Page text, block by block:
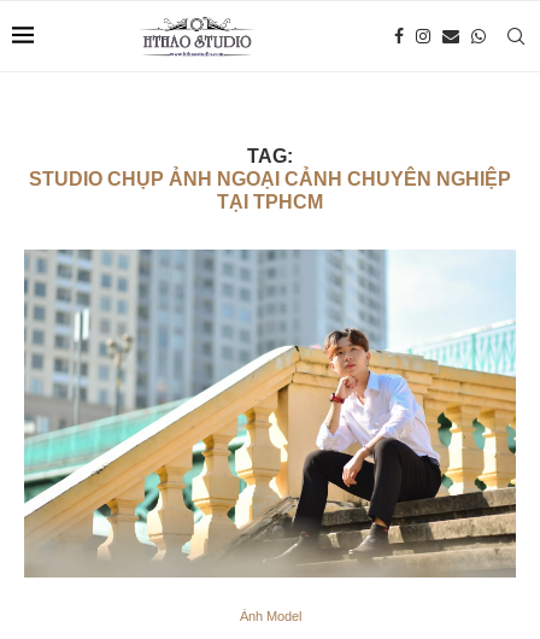
TAG:
STUDIO CHỤP ẢNH NGOẠI CẢNH CHUYÊN NGHIỆP
TẠI TPHCM
Ảnh Model